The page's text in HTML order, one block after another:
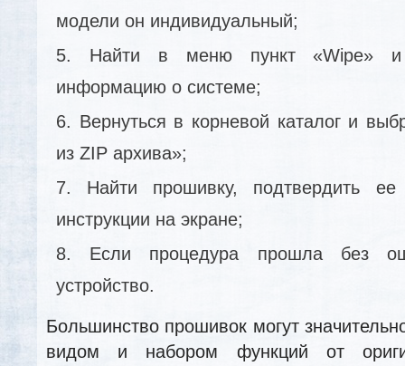
модели он индивидуальный;
Найти в меню пункт «Wipe» и
информацию о системе;
Вернуться в корневой каталог и
из ZIP архива»;
Найти прошивку, подтвердить
инструкции на экране;
Если процедура прошла без
устройство.
Большинство прошивок могут
видом и набором функций от